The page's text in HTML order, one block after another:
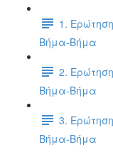
1.
Βήμα-Βήμα
2.
Βήμα-Βήμα
3.
Βήμα-Βήμα